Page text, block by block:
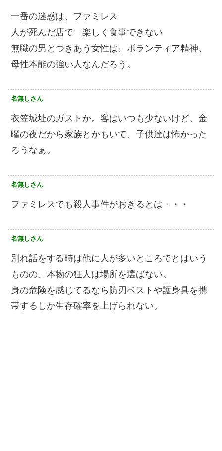
一番の迷惑は、ファミレス
人が死んだ店で 楽しく食事できない
無職の男とつきあう女性は、ボランティア精神、
母性本能の強い人なんだろう。
名無しさん
衣笠城址のガストか。客はいつも少ないけど、金
曜の夜だから家族とかもいて、子供達は怖かった
ろうなぁ。
名無しさん
ファミレスでも殺人事件がおきるとは・・・
名無しさん
別れ話をする時は他に人が多いところでとはいう
ものの、本物の狂人は場所を選ばない。
身の危険を感じてるなら防刃ベストや護身具を携
帯するしか生存確率を上げられない。